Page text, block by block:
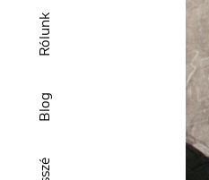
Blog
Rólunk